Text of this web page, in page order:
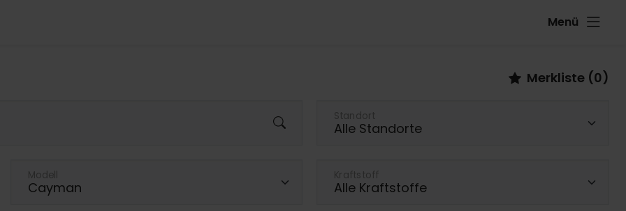
Menü
Merkliste (0)
Standort
Modell Kraftstoff